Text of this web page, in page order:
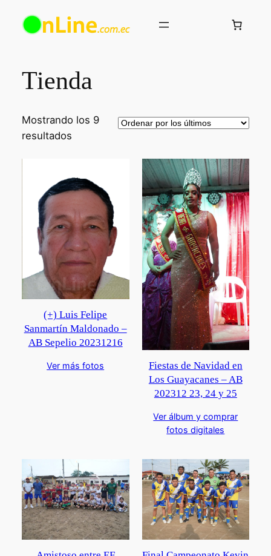
Tienda
Mostrando los 9
resultadosOrdenado
últimos
(+) Luis Felipe
Sanmartín Maldonado –
AB Sepelio 20231216
Ver más fotos
Fiestas de Navidad en
Los Guayacanes – AB
202312 23, 24 y 25
Ver álbum y comprar
fotos digitales